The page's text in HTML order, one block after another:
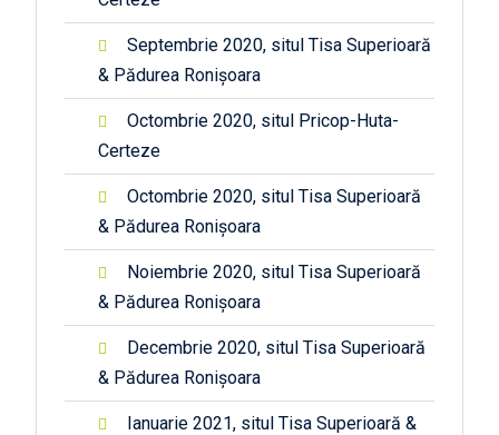
Septembrie 2020, situl Tisa Superioară
& Pădurea Ronișoara
Octombrie 2020, situl Pricop-Huta-
Certeze
Octombrie 2020, situl Tisa Superioară
& Pădurea Ronișoara
Noiembrie 2020, situl Tisa Superioară
& Pădurea Ronișoara
Decembrie 2020, situl Tisa Superioară
& Pădurea Ronișoara
Ianuarie 2021, situl Tisa Superioară &